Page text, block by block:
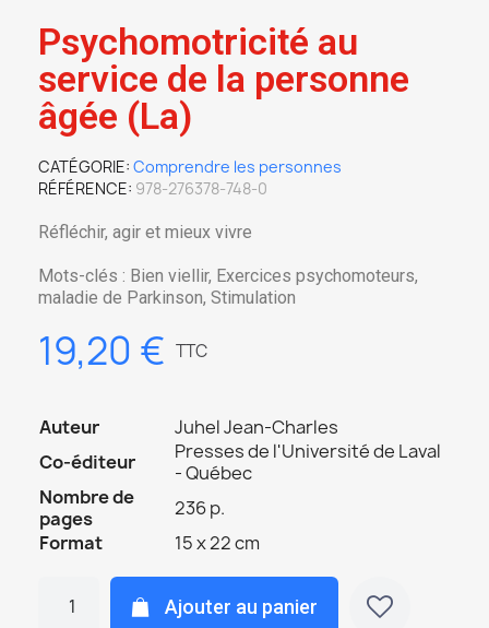
Psychomotricité au
service de la personne
âgée (La)
CATÉGORIE Comprendre les personnes
RÉFÉRENCE 978-276378-748-0
Réfléchir, agir et mieux vivre
Mots-clés : Bien viellir, Exercices psychomoteurs,
maladie de Parkinson, Stimulation
19,20 € TTC
Auteur
Juhel Jean-Charles
Co-éditeur
Presses de l'Université de Laval
- Québec
Nombre de
pages
236 p.
Format
15 x 22 cm
Ajouter au panier